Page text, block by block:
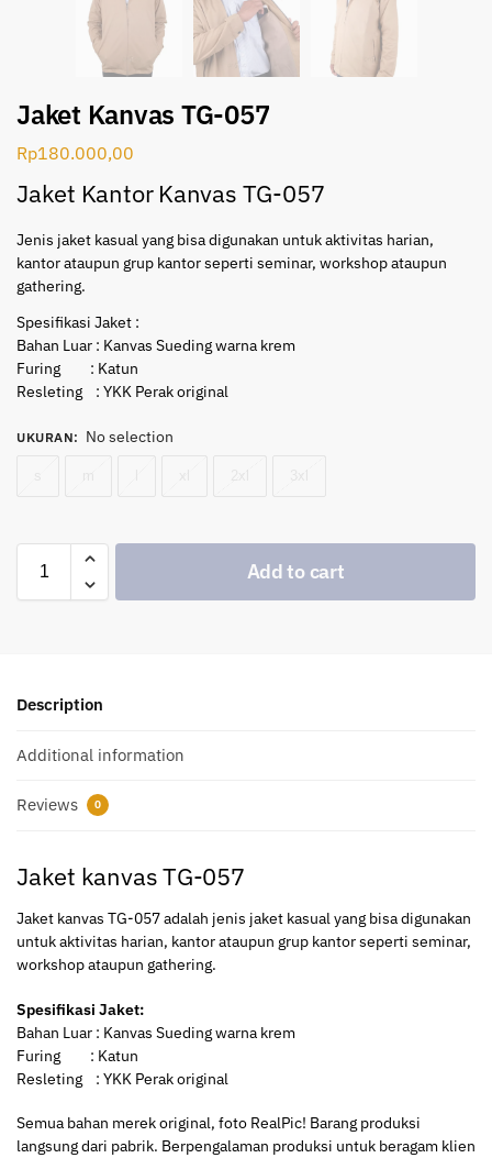
Jaket Kanvas TG-057
Rp180.000,00
Jaket Kantor Kanvas TG-057
Jenis jaket kasual yang bisa digunakan untuk aktivitas harian,
kantor ataupun grup kantor seperti seminar, workshop ataupun
gathering.
Spesifikasi Jaket :
Bahan Luar : Kanvas Sueding warna krem
Furing : Katun
Resleting : YKK Perak original
UKURAN: No selection
Add to cart
Description
Additional information
Reviews 0
Jaket kanvas TG-057
Jaket kanvas TG-057 adalah jenis jaket kasual yang bisa digunakan
untuk aktivitas harian, kantor ataupun grup kantor seperti seminar,
workshop ataupun gathering.
Spesifikasi Jaket:
Bahan Luar : Kanvas Sueding warna krem
Furing : Katun
Resleting : YKK Perak original
Semua bahan merek original, foto RealPic! Barang produksi
langsung dari pabrik. Berpengalaman produksi untuk beragam klien